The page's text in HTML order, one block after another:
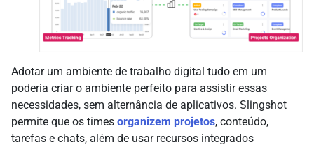
Adotar um ambiente de trabalho digital tudo em um
poderia criar o ambiente perfeito para assistir essas
necessidades, sem alternância de aplicativos. Slingshot
permite que os times organizem projetos, conteúdo,
tarefas e chats, além de usar recursos integrados